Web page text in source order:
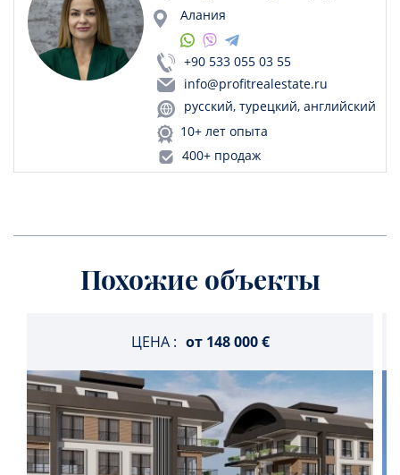
Алания
+90 533 055 03 55
info@profitrealestate.ru
русский, турецкий, английский
10+ лет опыта
400+ продаж
Похожие объекты
ЦЕНА : от 148 000 €